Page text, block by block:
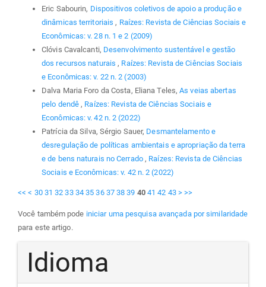
Eric Sabourin, Dispositivos coletivos de apoio a produção e
dinâmicas territoriais , Raízes: Revista de Ciências Sociais e
Econômicas: v. 28 n. 1 e 2 (2009)
Clóvis Cavalcanti, Desenvolvimento sustentável e gestão
dos recursos naturais , Raízes: Revista de Ciências Sociais
e Econômicas: v. 22 n. 2 (2003)
Dalva Maria Foro da Costa, Eliana Teles,As veias abertas
pelo dendê , Raízes: Revista de Ciências Sociais e
Econômicas: v. 42 n. 2 (2022)
Patrícia da Silva, Sérgio Sauer, Desmantelamento e
desregulação de políticas ambientais e apropriação da terra
e de bens naturais no Cerrado , Raízes: Revista de Ciências
Sociais e Econômicas: v. 42 n. 2 (2022)
<< < 30 31 32 33 34 35 36 37 38 39 40 41 42 43 > >>
Você também pode iniciar uma pesquisa avançada por similaridade
para este artigo.
Idioma